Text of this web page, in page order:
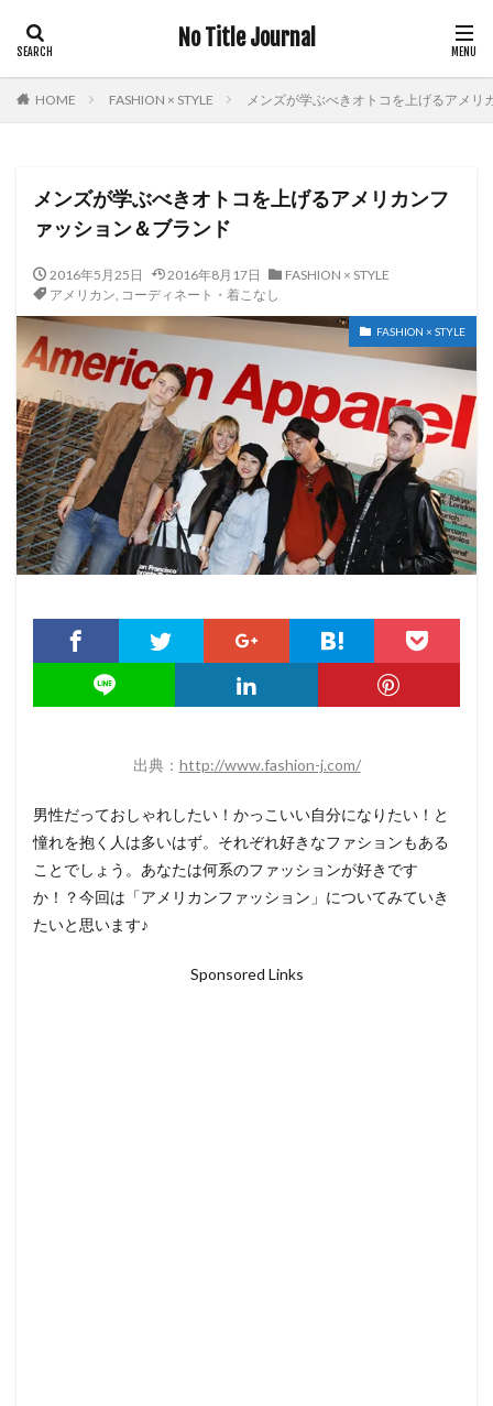
No Title Journal
HOME FASHION × STYLE メンズが学ぶべきオトコを上げるアメリ
メンズが学ぶべきオトコを上げるアメリカンフ
ァッション＆ブランド
2016年5月25日 2016年8月17日
FASHION × STYLE
アメリカン, コーディネート・着こなし
FASHION × STYLE
出典： http://www.fashion-j.com/
男性だっておしゃれしたい！かっこいい自分になりたい！と
憧れを抱く人は多いはず。それぞれ好きなファションもある
ことでしょう。あなたは何系のファッションが好きです
か！？今回は「アメリカンファッション」についてみていき
たいと思います♪
Sponsored Links